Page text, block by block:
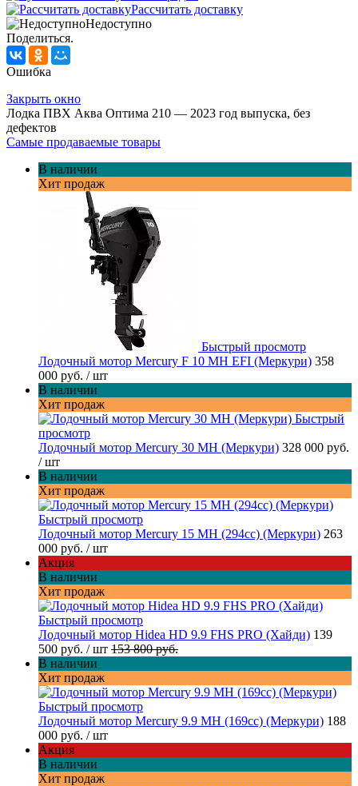
Рассчитать доставку
Недоступно
Поделиться.
Ошибка
Закрыть окно
Лодка ПВХ Аква Оптима 210 — 2023 год выпуска, без
дефектов
Самые продаваемые товары
В наличии
Хит продаж
Быстрый просмотр
Лодочный мотор Mercury F 10 MH EFI (Меркури) 358
000 руб. / шт
В наличии
Хит продаж
Быстрый
просмотр
Лодочный мотор Mercury 30 MH (Меркури) 328 000 руб.
/ шт
В наличии
Хит продаж
Быстрый просмотр
Лодочный мотор Mercury 15 MH (294cc) (Меркури) 263
000 руб. / шт
Акция
В наличии
Хит продаж
Быстрый просмотр
Лодочный мотор Hidea HD 9.9 FHS PRO (Хайди) 139
500 руб. / шт 153 800 руб.
В наличии
Хит продаж
Быстрый просмотр
Лодочный мотор Mercury 9.9 MH (169cc) (Меркури) 188
000 руб. / шт
Акция
В наличии
Хит продаж